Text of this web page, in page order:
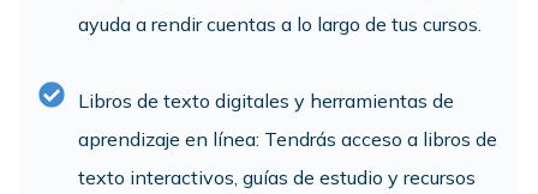
ayuda a rendir cuentas a lo largo de tus cursos.
Libros de texto digitales y herramientas de
aprendizaje en línea: Tendrás acceso a libros de
texto interactivos, guías de estudio y recursos